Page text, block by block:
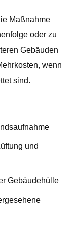
Maßnahme
oder zu
Gebäuden
wenn
sind.
und
Gebäudehülle